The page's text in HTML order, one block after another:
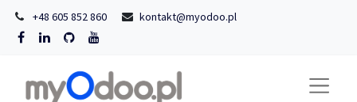
+48 605 852 860 kontakt@myodoo.pl